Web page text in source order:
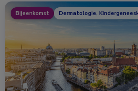
Bijeenkomst Dermatologie,